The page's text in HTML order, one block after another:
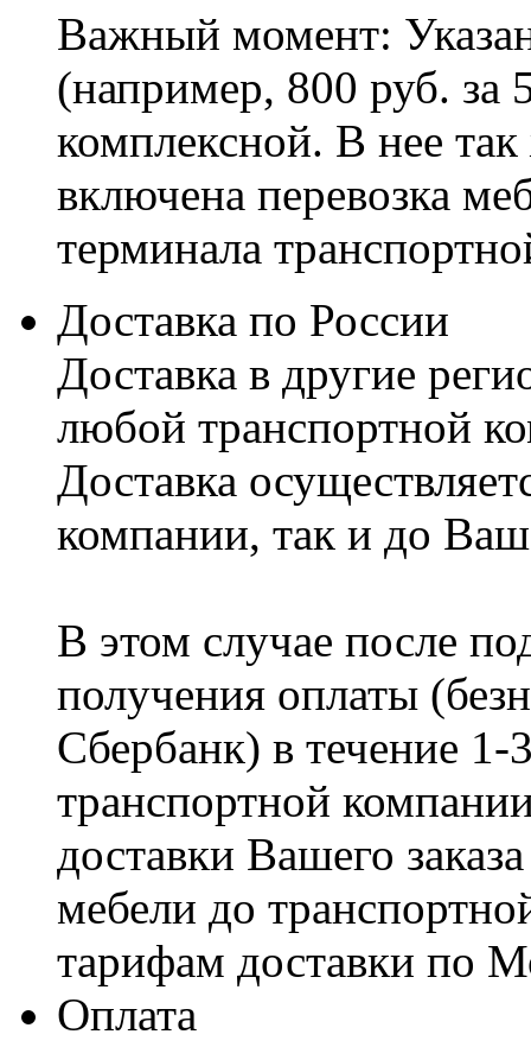
Важный момент:
(например, 800 руб. за
комплексной. В нее
включена перевозка
терминала
Доставка по России
Доставка в другие
любой транспортной
Доставка
компании, так и до
В этом случае после
получения оплаты
Сбербанк) в течение
транспортной
доставки Вашего
мебели до
тарифам доставки по
Оплата